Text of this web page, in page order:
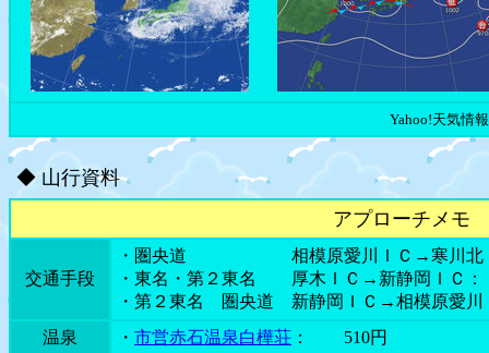
Yahoo!天気情
◆ 山行資料
アプローチメモ
交通手段
・圏央道 相模原愛川ＩＣ→寒川北
・東名・第２東名 厚木ＩＣ→新静岡Ｉ
・第２東名 圏央道 新静岡ＩＣ→相模原愛
温泉
・ 市営赤石温泉白樺荘 ： 510円